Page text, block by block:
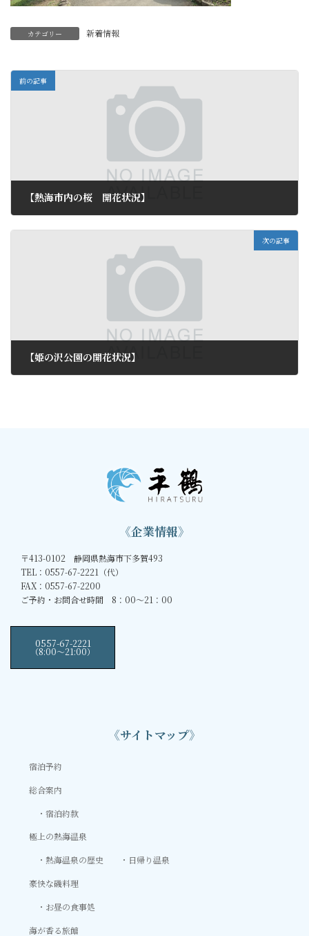
カテゴリー 新着情報
前の記事
【熱海市内の桜 開花状況】
次の記事
【姫の沢公園の開花状況】
《企業情報》
〒413-0102 静岡県熱海市下多賀493
TEL：0557-67-2221（代）
FAX：0557-67-2200
ご予約・お問合せ時間 8：00～21：00
0557-67-2221
（8:00〜21:00）
《サイトマップ》
宿泊予約
総合案内
宿泊約款
極上の熱海温泉
熱海温泉の歴史
日帰り温泉
豪快な磯料理
お昼の食事処
海が香る旅館